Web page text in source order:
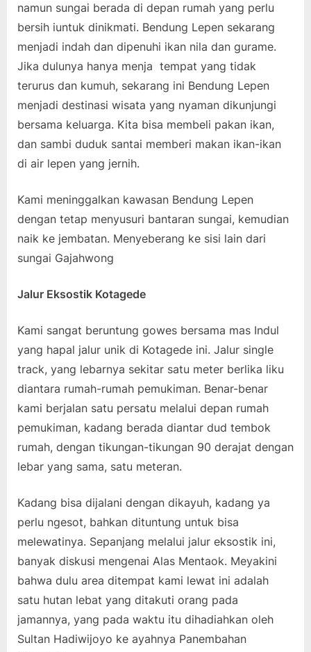
namun sungai berada di depan rumah yang perlu
bersih iuntuk dinikmati. Bendung Lepen sekarang
menjadi indah dan dipenuhi ikan nila dan gurame.
Jika dulunya hanya menja tempat yang tidak
terurus dan kumuh, sekarang ini Bendung Lepen
menjadi destinasi wisata yang nyaman dikunjungi
bersama keluarga. Kita bisa membeli pakan ikan,
dan sambi duduk santai memberi makan ikan-ikan
di air lepen yang jernih.
Kami meninggalkan kawasan Bendung Lepen
dengan tetap menyusuri bantaran sungai, kemudian
naik ke jembatan. Menyeberang ke sisi lain dari
sungai Gajahwong
Jalur Eksostik Kotagede
Kami sangat beruntung gowes bersama mas Indul
yang hapal jalur unik di Kotagede ini. Jalur single
track, yang lebarnya sekitar satu meter berlika liku
diantara rumah-rumah pemukiman. Benar-benar
kami berjalan satu persatu melalui depan rumah
pemukiman, kadang berada diantar dud tembok
rumah, dengan tikungan-tikungan 90 derajat dengan
lebar yang sama, satu meteran.
Kadang bisa dijalani dengan dikayuh, kadang ya
perlu ngesot, bahkan dituntung untuk bisa
melewatinya. Sepanjang melalui jalur eksostik ini,
banyak diskusi mengenai Alas Mentaok. Meyakini
bahwa dulu area ditempat kami lewat ini adalah
satu hutan lebat yang ditakuti orang pada
jamannya, yang pada waktu itu dihadiahkan oleh
Sultan Hadiwijoyo ke ayahnya Panembahan